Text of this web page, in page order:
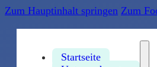
Zum Hauptinhalt springen Zum
Startseite